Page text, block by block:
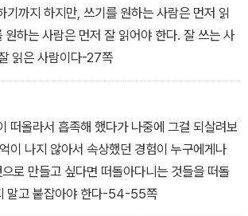
기까지 하지만, 쓰기를 원하는 사람은 먼저 읽
원하는 사람은 먼저 잘 읽어야 한다. 잘 쓰는 사
읽은 사람이다-27쪽
떠올라서 흡족해 했다가 나중에 그걸 되살려보
이 나지 않아서 속상했던 경험이 누구에게나
로 만들고 싶다면 떠돌아다니는 것들을 떠돌
말고 붙잡아야 한다-54-55쪽